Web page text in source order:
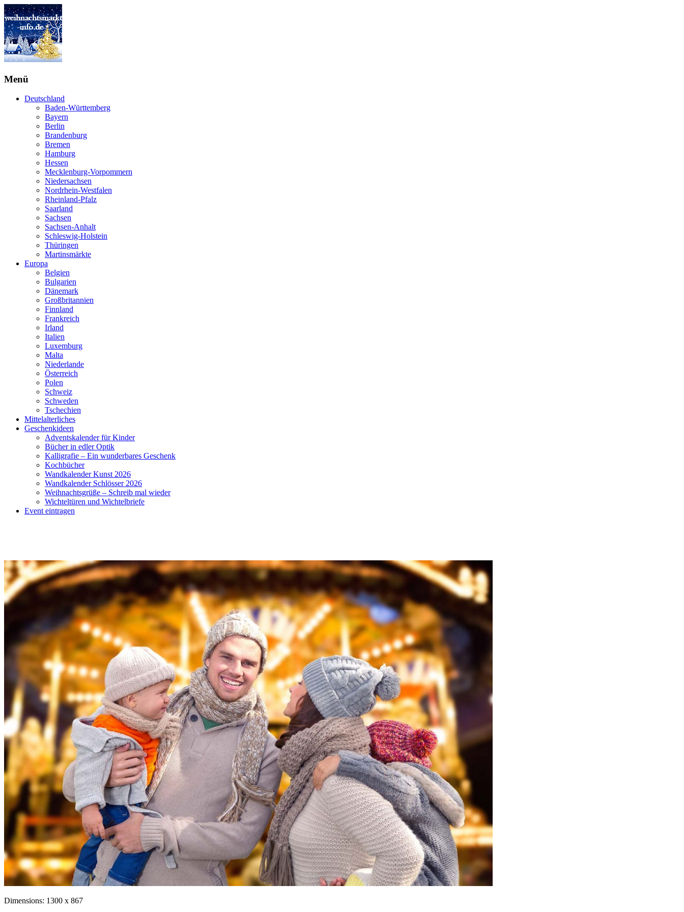
Menü
Deutschland
Baden-Württemberg
Bayern
Berlin
Brandenburg
Bremen
Hamburg
Hessen
Mecklenburg-Vorpommern
Niedersachsen
Nordrhein-Westfalen
Rheinland-Pfalz
Saarland
Sachsen
Sachsen-Anhalt
Schleswig-Holstein
Thüringen
Martinsmärkte
Europa
Belgien
Bulgarien
Dänemark
Großbritannien
Finnland
Frankreich
Irland
Italien
Luxemburg
Malta
Niederlande
Österreich
Polen
Schweiz
Schweden
Tschechien
Mittelalterliches
Geschenkideen
Adventskalender für Kinder
Bücher in edler Optik
Kalligrafie – Ein wunderbares Geschenk
Kochbücher
Wandkalender Kunst 2026
Wandkalender Schlösser 2026
Weihnachtsgrüße – Schreib mal wieder
Wichteltüren und Wichtelbriefe
Event eintragen
Dimensions: 1300 x 867